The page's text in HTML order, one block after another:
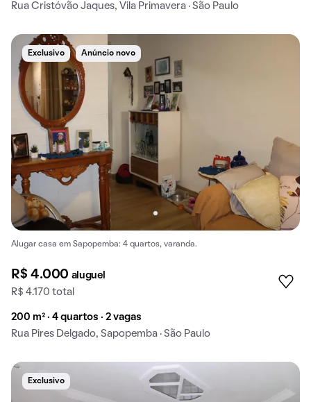
Rua Cristóvão Jaques, Vila Primavera · São Paulo
Exclusivo Anúncio novo
Alugar casa em Sapopemba: 4 quartos, varanda.
R$ 4.000 aluguel
R$ 4.170 total
200 m² · 4 quartos · 2 vagas
Rua Pires Delgado, Sapopemba · São Paulo
Exclusivo